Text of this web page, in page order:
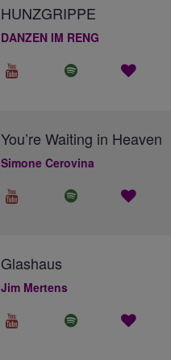
HUNZGRIPPE
DANZEN IM RENG
You’re Waiting in Heaven
Simone Cerovina
Glashaus
Jim Mertens